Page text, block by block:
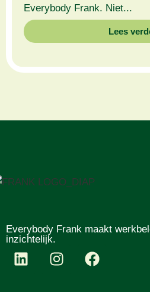
Everybody Frank. Niet...
Lees
Everybody Frank maakt
inzichtelijk.